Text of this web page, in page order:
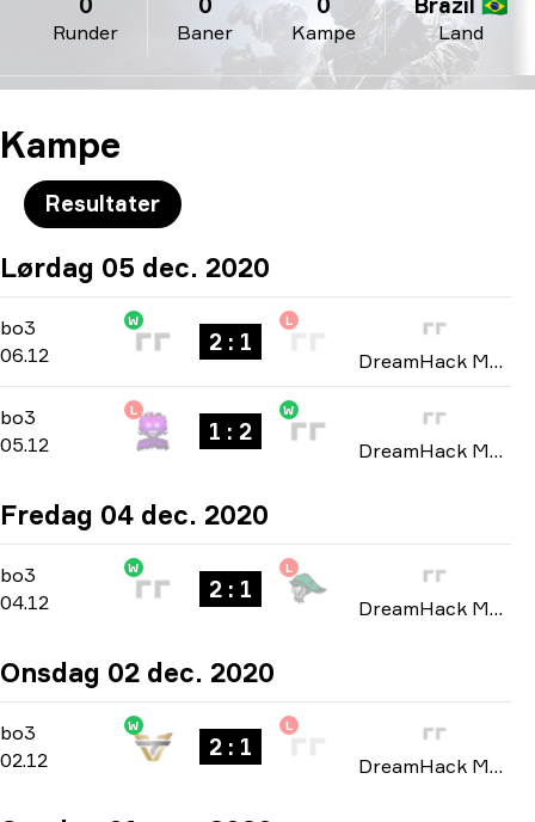
Runder Baner Kampe Land
Kampe
Resultater
Lørdag 05 dec. 2020
bo3 -bo3
06.12
W
2 : 1
L
DreamHack Masters: North America Winter 2020
bo3 -bo3
05.12
L
1 : 2
W
DreamHack Masters: North America Winter 2020
Fredag 04 dec. 2020
bo3 -bo3
04.12
W
2 : 1
L
DreamHack Masters: North America Winter 2020
Onsdag 02 dec. 2020
bo3 -bo3
02.12
W
2 : 1
L
DreamHack Masters: North America Winter 2020